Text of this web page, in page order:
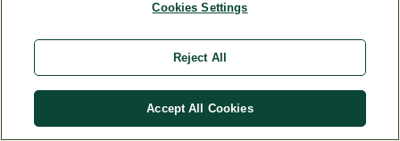
yš
šu
Cookies Settings
Reject All
Accept All Cookies